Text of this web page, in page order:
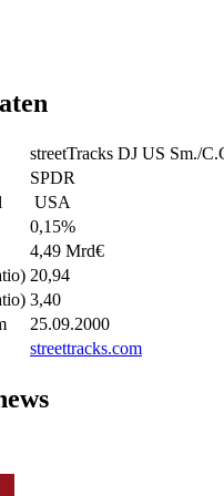
streetTracks DJ US Sm./
SPDR
USA
0,15%
4,49 Mrd€
20,94
3,40
25.09.2000
streettracks.com